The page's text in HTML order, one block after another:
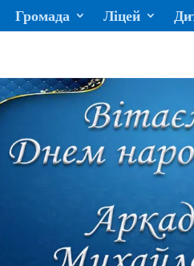
Громада Ліцей